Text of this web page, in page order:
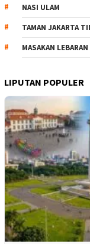
NASI ULAM
TAMAN JAKARTA
MASAKAN LEBARAN
LIPUTAN POPULER